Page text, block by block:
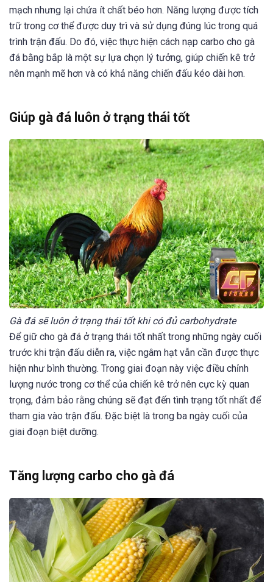
mạch nhưng lại chứa ít chất béo hơn. Năng lượng được tích
trữ trong cơ thể được duy trì và sử dụng đúng lúc trong quá
trình trận đấu. Do đó, việc thực hiện cách nạp carbo cho gà
đá bằng bắp là một sự lựa chọn lý tưởng, giúp chiến kê trở
nên mạnh mẽ hơn và có khả năng chiến đấu kéo dài hơn.
Giúp gà đá luôn ở trạng thái tốt
Gà đá sẽ luôn ở trạng thái tốt khi có đủ carbohydrate
Để giữ cho gà đá ở trạng thái tốt nhất trong những ngày cuối
trước khi trận đấu diễn ra, việc ngâm hạt vẫn cần được thực
hiện như bình thường. Trong giai đoạn này việc điều chỉnh
lượng nước trong cơ thể của chiến kê trở nên cực kỳ quan
trọng, đảm bảo rằng chúng sẽ đạt đến tình trạng tốt nhất để
tham gia vào trận đấu. Đặc biệt là trong ba ngày cuối của
giai đoạn biệt dưỡng.
Tăng lượng carbo cho gà đá